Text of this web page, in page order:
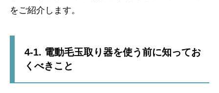
をご紹介します。
4-1. 電動毛玉取り器を使う前に知ってお
くべきこと